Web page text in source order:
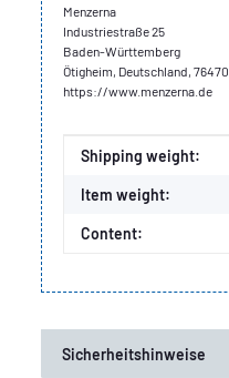
Menzerna
Industriestraße 25
Baden-Württemberg
Ötigheim, Deutschland, 76470
https://www.menzerna.de
Item information
Value
Shipping weight:
Item weight:
Content:
Sicherheitshinweise